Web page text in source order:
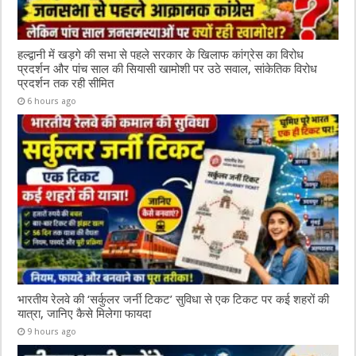
हल्द्वानी में खड़गे की सभा से पहले सरकार के खिलाफ कांग्रेस का विरोध
प्रदर्शन और पांच साल की सियासी खामोशी पर उठे सवाल, सांकेतिक विरोध
प्रदर्शन तक रही सीमित
6 hours ago
भारतीय रेलवे की ‘सर्कुलर जर्नी टिकट’ सुविधा से एक टिकट पर कई शहरों की
यात्रा, जानिए कैसे मिलेगा फायदा
9 hours ago